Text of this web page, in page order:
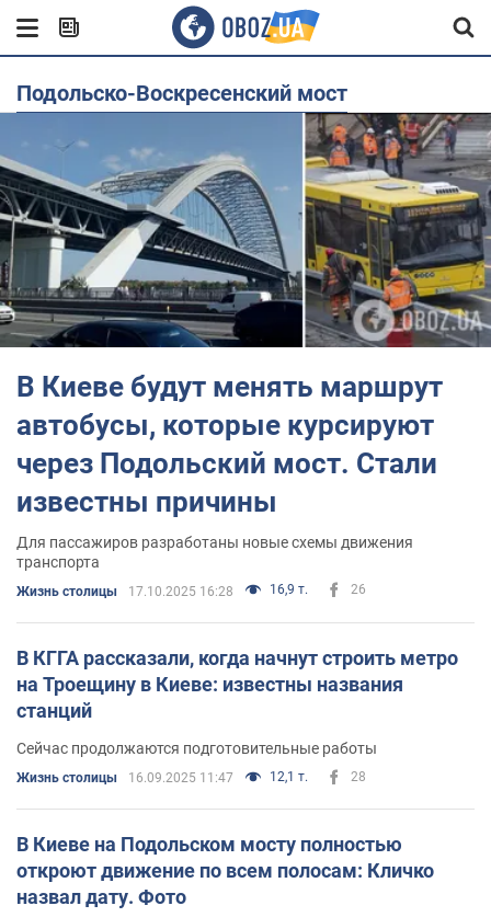
Подольско-Воскресенский мост
В Киеве будут менять маршрут
автобусы, которые курсируют
через Подольский мост. Стали
известны причины
Для пассажиров разработаны новые схемы движения
транспорта
Жизнь столицы 17.10.2025 16:28 16,9 т. 26
В КГГА рассказали, когда начнут строить метро
на Троещину в Киеве: известны названия
станций
Сейчас продолжаются подготовительные работы
Жизнь столицы 16.09.2025 11:47 12,1 т. 28
В Киеве на Подольском мосту полностью
откроют движение по всем полосам: Кличко
назвал дату. Фото